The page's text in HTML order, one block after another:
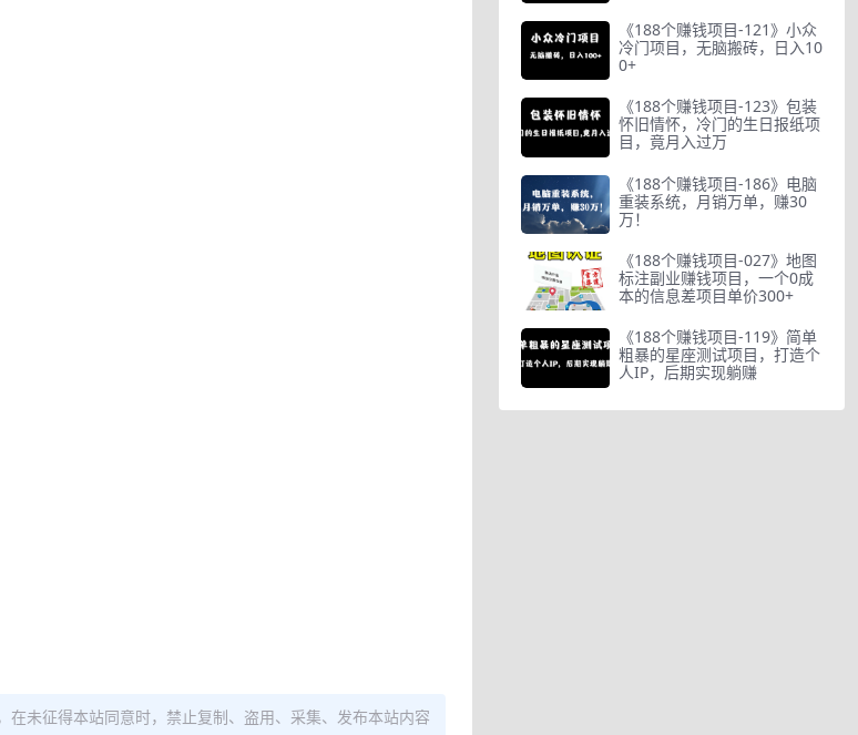
未征得本站同意时，禁止复制、盗用、采集、发布本站内容
《188个赚钱项目-121》小众
冷门项目，无脑搬砖，日入10
0+
《188个赚钱项目-123》包装
怀旧情怀，冷门的生日报纸项
目，竟月入过万
《188个赚钱项目-186》电脑
重装系统，月销万单，赚30
万！
《188个赚钱项目-027》地图
标注副业赚钱项目，一个0成
本的信息差项目单价300+
《188个赚钱项目-119》简单
粗暴的星座测试项目，打造个
人IP，后期实现躺赚